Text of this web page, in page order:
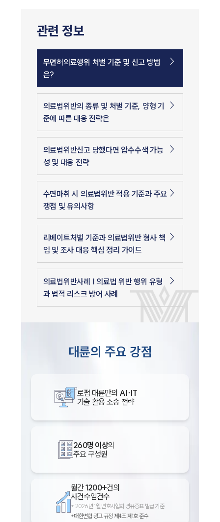
관련 정보
무면허의료행위 처벌 기준 및 신고 방법
은?
의료법위반의 종류 및 처벌 기준, 양형 기
준에 따른 대응 전략은
의료법위반신고 당했다면 압수수색 가능
성 및 대응 전략
수면마취 시 의료법위반 적용 기준과 주요
쟁점 및 유의사항
리베이트처벌 기준과 의료법위반 형사 책
임 및 조사 대응 핵심 정리 가이드
의료법위반사례 | 의료법 위반 행위 유형
과 법적 리스크 방어 사례
대륜의 주요 강점
로펌 대륜만의 AI·IT
기술 활용 소송 전략
260명 이상의
주요 구성원
월간1200+건의
사건수임건수
* 2026년 1월 변호사협회 경유증표 발급 기준
*대한변협 광고 규정 제4조 제1호 준수